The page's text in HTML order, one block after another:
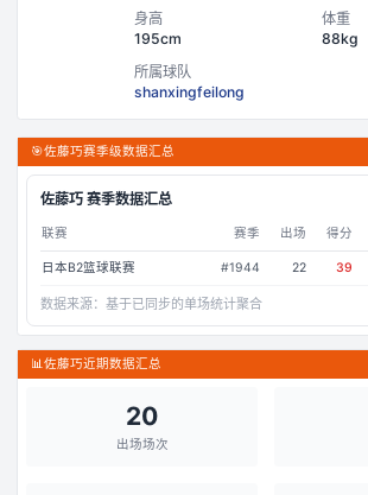
身高
195cm
体重
88kg
所属球队
shanxingfeilong
🎯佐藤巧赛季级数据汇总
佐藤巧赛季数据汇总
联赛 赛季 出场 得分
日本B2篮球联赛 #1944 22 39
数据来源： 基于已同步的单场统计聚合
📊佐藤巧近期数据汇总
20
出场场次